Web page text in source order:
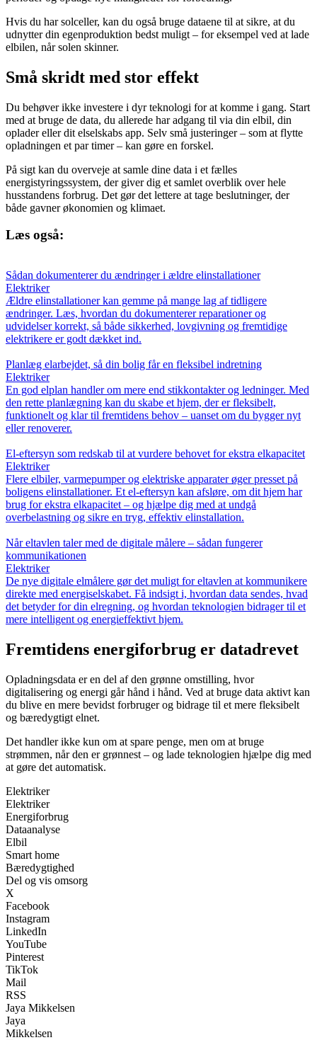
Hvis du har solceller, kan du også bruge dataene til at sikre, at du
udnytter din egenproduktion bedst muligt – for eksempel ved at lade
elbilen, når solen skinner.
Små skridt med stor effekt
Du behøver ikke investere i dyr teknologi for at komme i gang. Start
med at bruge de data, du allerede har adgang til via din elbil, din
oplader eller dit elselskabs app. Selv små justeringer – som at flytte
opladningen et par timer – kan gøre en forskel.
På sigt kan du overveje at samle dine data i et fælles
energistyringssystem, der giver dig et samlet overblik over hele
husstandens forbrug. Det gør det lettere at tage beslutninger, der
både gavner økonomien og klimaet.
Læs også:
Sådan dokumenterer du ændringer i ældre elinstallationer
Elektriker
Ældre elinstallationer kan gemme på mange lag af tidligere
ændringer. Læs, hvordan du dokumenterer reparationer og
udvidelser korrekt, så både sikkerhed, lovgivning og fremtidige
elektrikere er godt dækket ind.
Planlæg elarbejdet, så din bolig får en fleksibel indretning
Elektriker
En god elplan handler om mere end stikkontakter og ledninger. Med
den rette planlægning kan du skabe et hjem, der er fleksibelt,
funktionelt og klar til fremtidens behov – uanset om du bygger nyt
eller renoverer.
El-eftersyn som redskab til at vurdere behovet for ekstra elkapacitet
Elektriker
Flere elbiler, varmepumper og elektriske apparater øger presset på
boligens elinstallationer. Et el-eftersyn kan afsløre, om dit hjem har
brug for ekstra elkapacitet – og hjælpe dig med at undgå
overbelastning og sikre en tryg, effektiv elinstallation.
Når eltavlen taler med de digitale målere – sådan fungerer
kommunikationen
Elektriker
De nye digitale elmålere gør det muligt for eltavlen at kommunikere
direkte med energiselskabet. Få indsigt i, hvordan data sendes, hvad
det betyder for din elregning, og hvordan teknologien bidrager til et
mere intelligent og energieffektivt hjem.
Fremtidens energiforbrug er datadrevet
Opladningsdata er en del af den grønne omstilling, hvor
digitalisering og energi går hånd i hånd. Ved at bruge data aktivt kan
du blive en mere bevidst forbruger og bidrage til et mere fleksibelt
og bæredygtigt elnet.
Det handler ikke kun om at spare penge, men om at bruge
strømmen, når den er grønnest – og lade teknologien hjælpe dig med
at gøre det automatisk.
Elektriker
Elektriker
Energiforbrug
Dataanalyse
Elbil
Smart home
Bæredygtighed
Del og vis omsorg
X
Facebook
Instagram
LinkedIn
YouTube
Pinterest
TikTok
Mail
RSS
Jaya Mikkelsen
Jaya
Mikkelsen